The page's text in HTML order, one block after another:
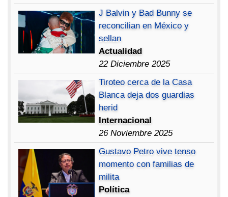
J Balvin y Bad Bunny se
reconcilian en México y
sellan
Actualidad
22 Diciembre 2025
Tiroteo cerca de la Casa
Blanca deja dos guardias
herid
Internacional
26 Noviembre 2025
Gustavo Petro vive tenso
momento con familias de
milita
Política